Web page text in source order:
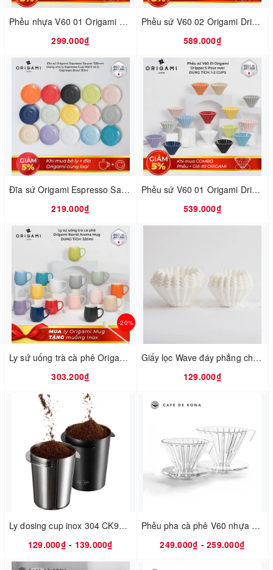
Phễu nhựa V60 01 Origami Dripper Air S Pour over
299.000₫
Phễu sứ V60 02 Origami Dripper M Pour over
589.000₫
Đĩa sứ Origami Espresso Saucer 128mm
219.000₫
Phễu sứ V60 01 Origami Dripper S Pour over
539.000₫
-20%
Ly sứ uống trà cà phê Origami Barrel Aroma Mug 320ml
303.200₫
Giấy lọc Wave đáy phẳng cho phễu Kalita 155 185 túi 50 tờ CAFE DE KONA
129.000₫
Ly dosing cup inox 304 CK9102 CK5840 hứng bột cà phê máy xay EK43 130ml tay pha 58mm
129.000₫ - 139.000₫
Phễu pha cà phê V60 nhựa PCTG không BPA cỡ 01 02 CAFE DE KONA
249.000₫ - 259.000₫